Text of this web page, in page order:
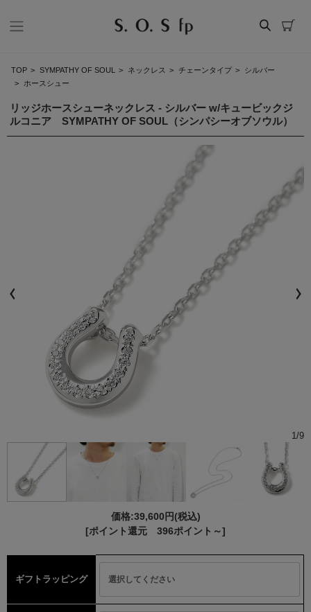
TOP > SYMPATHY OF SOUL > ネックレス > チェーンタイプ > シルバー
> ホースシュー
リッジホースシューネックレス - シルバー w/キュービックジ
ルコニア SYMPATHY OF SOUL（シンパシーオブソウル）
1/9
価格:39,600円(税込)
[ポイント還元 396ポイント～]
ギフトラッピング